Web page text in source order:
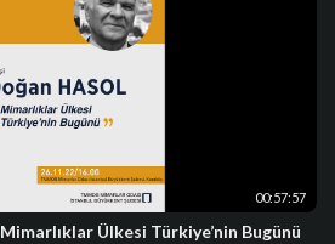
00:57:57
Söyleşi / Doğan Hasol / Mimarlıklar Ülkesi Türkiye’nin Bugünü